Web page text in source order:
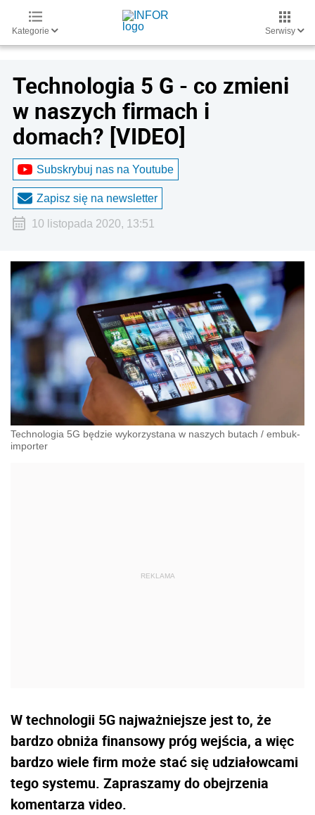
Kategorie Serwisy
Technologia 5 G - co zmieni
w naszych firmach i
domach? [VIDEO]
Subskrybuj nas na Youtube
Zapisz się na newsletter
10 listopada 2020, 13:51
Technologia 5G będzie wykorzystana w naszych butach / embuk-
importer
W technologii 5G najważniejsze jest to, że
bardzo obniża finansowy próg wejścia, a więc
bardzo wiele firm może stać się udziałowcami
tego systemu. Zapraszamy do obejrzenia
komentarza video.